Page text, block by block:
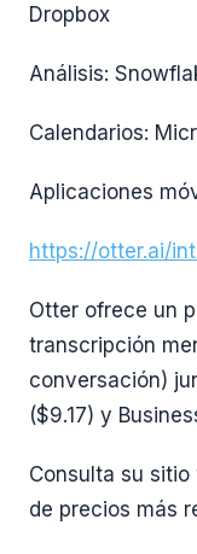
Dropbox
Análisis:
Calendarios:
Aplicaciones
https://otter.ai/
Otter ofrece un
transcripción
conversación)
($9.17) y
Consulta su
de precios más